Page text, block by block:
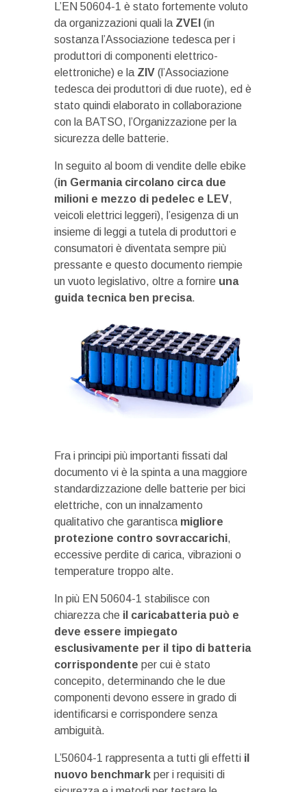
L’EN 50604-1 è stato fortemente voluto
da organizzazioni quali la ZVEI (in
sostanza l’Associazione tedesca per i
produttori di componenti elettrico-
elettroniche) e la ZIV (l’Associazione
tedesca dei produttori di due ruote), ed è
stato quindi elaborato in collaborazione
con la BATSO, l’Organizzazione per la
sicurezza delle batterie.
In seguito al boom di vendite delle ebike
(in Germania circolano circa due
milioni e mezzo di pedelec e LEV,
veicoli elettrici leggeri), l’esigenza di un
insieme di leggi a tutela di produttori e
consumatori è diventata sempre più
pressante e questo documento riempie
un vuoto legislativo, oltre a fornire una
guida tecnica ben precisa.
Fra i principi più importanti fissati dal
documento vi è la spinta a una maggiore
standardizzazione delle batterie per bici
elettriche, con un innalzamento
qualitativo che garantisca migliore
protezione contro sovraccarichi,
eccessive perdite di carica, vibrazioni o
temperature troppo alte.
In più EN 50604-1 stabilisce con
chiarezza che il caricabatteria può e
deve essere impiegato
esclusivamente per il tipo di batteria
corrispondente per cui è stato
concepito, determinando che le due
componenti devono essere in grado di
identificarsi e corrispondere senza
ambiguità.
L’50604-1 rappresenta a tutti gli effetti il
nuovo benchmark per i requisiti di